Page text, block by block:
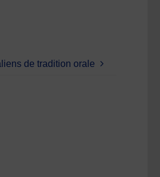
de tradition orale